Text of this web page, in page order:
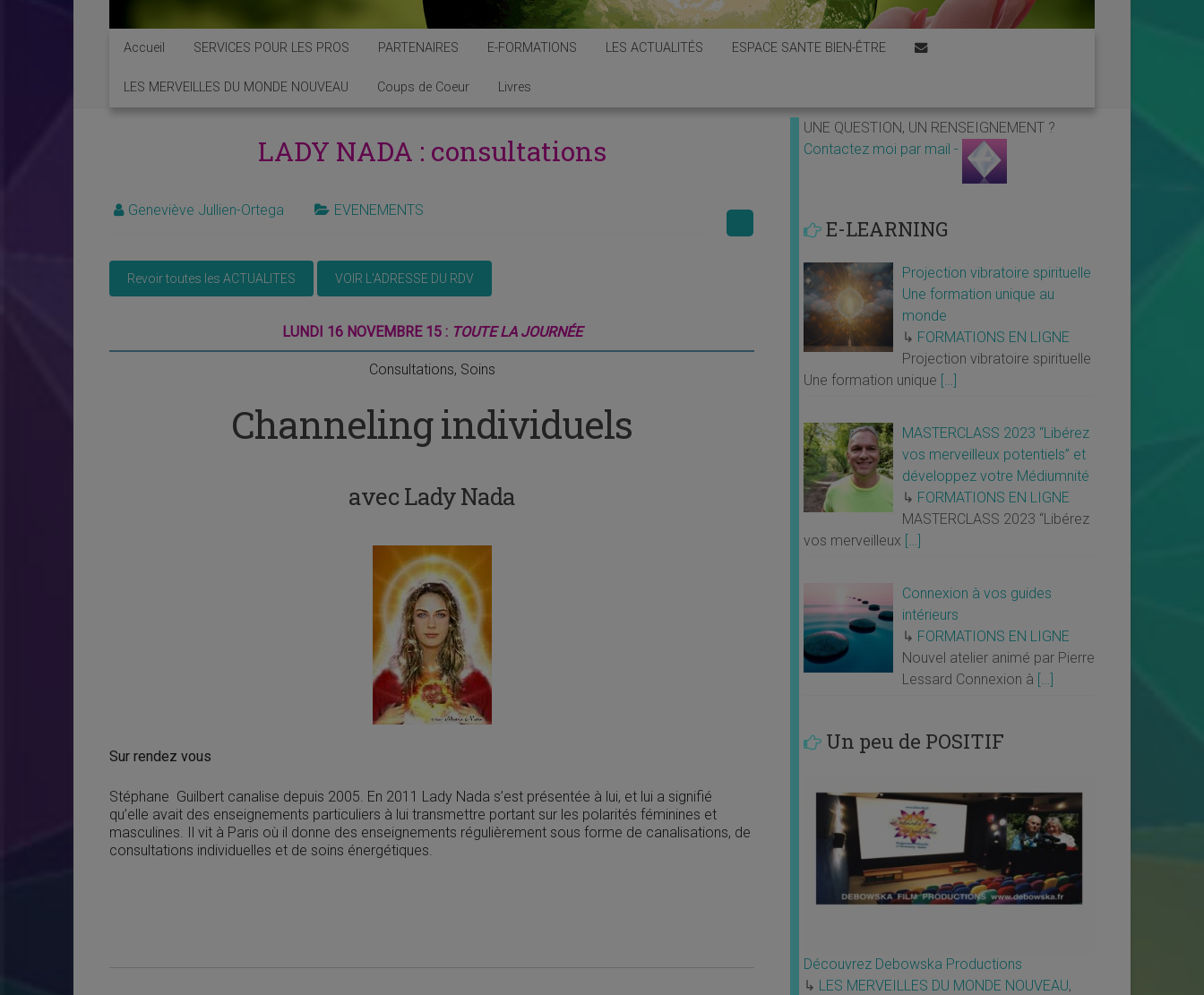
Accueil SERVICES POUR LES PROS PARTENAIRES E-FORMATIONS LES ACTUALITÉS ESPACE SANTE BIEN-ÊTRE
LES MERVEILLES DU MONDE NOUVEAU Coups de Coeur Livres
LADY NADA : consultations
Geneviève Jullien-Ortega EVENEMENTS
LUNDI 16 NOVEMBRE 15 : TOUTE LA JOURNÉE
Consultations, Soins
Channeling individuels
avec Lady Nada
Sur rendez vous
Stéphane Guilbert canalise depuis 2005. En 2011 Lady Nada s’est présentée à lui, et lui a signifié
qu’elle avait des enseignements particuliers à lui transmettre portant sur les polarités féminines et
masculines. Il vit à Paris où il donne des enseignements régulièrement sous forme de canalisations, de
consultations individuelles et de soins énergétiques.
UNE QUESTION, UN RENSEIGNEMENT ?
Contactez moi par mail -
E-LEARNING
Projection vibratoire spirituelle
Une formation unique au
monde
↳ FORMATIONS EN LIGNE
Projection vibratoire spirituelle
Une formation unique […]
MASTERCLASS 2023 “Libérez
vos merveilleux potentiels” et
développez votre Médiumnité
↳ FORMATIONS EN LIGNE
MASTERCLASS 2023 “Libérez
vos merveilleux […]
Connexion à vos guides
intérieurs
↳ FORMATIONS EN LIGNE
Nouvel atelier animé par Pierre
Lessard Connexion à […]
Un peu de POSITIF
Découvrez Debowska Productions
↳ LES MERVEILLES DU MONDE NOUVEAU,